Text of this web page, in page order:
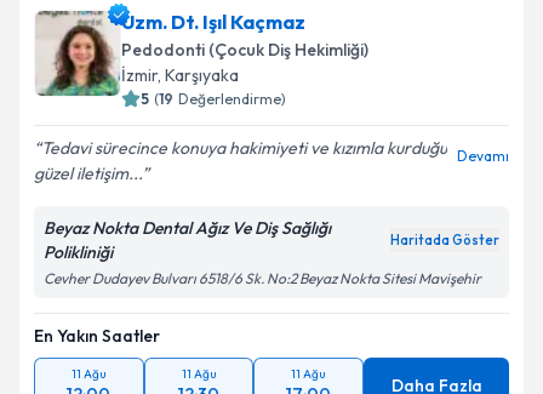
Uzm. Dt. Işıl Kaçmaz
Pedodonti (Çocuk Diş Hekimliği)
İzmir, Karşıyaka
5 (19 Değerlendirme)
Tedavi sürecince konuya hakimiyeti ve kızımla kurduğu
güzel iletişim...
Devamı
Beyaz Nokta Dental Ağız Ve Diş Sağlığı
Polikliniği
Haritada Göster
Cevher Dudayev Bulvarı 6518/6 Sk. No:2 Beyaz Nokta Sitesi Mavişehir
En Yakın Saatler
11 Ağu 11 Ağu 11 Ağu
Daha Fazla